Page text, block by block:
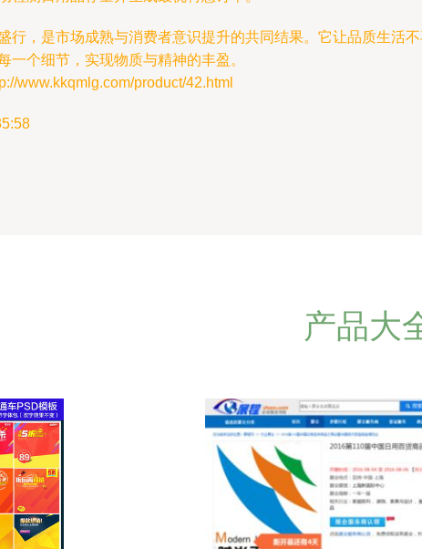
行，是市场成熟与消费者意识提升的共同结果。它让品质生活
一个细节，实现物质与精神的丰盈。
www.kkqmlg.com/product/42.html
产品大